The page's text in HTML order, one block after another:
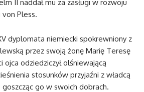
II naddał mu za zasługi w rozwoju
von Pless.
dyplomata niemiecki spokrewniony z
przez swoją żonę Marię Teresę
ojca odziedziczył olśniewającą
stosunków przyjaźni z władcą
go w swoich dobrach.